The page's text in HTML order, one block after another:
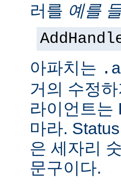
러를 예를
아파치는
거의 수정
라이언트는
마라.
은 세자리
문구이다.